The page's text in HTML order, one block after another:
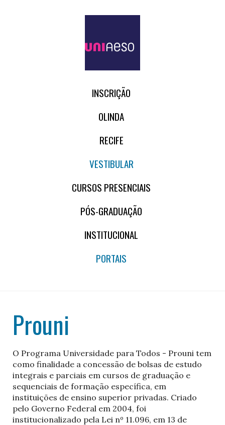
INSCRIÇÃO
OLINDA
RECIFE
VESTIBULAR
CURSOS PRESENCIAIS
PÓS-GRADUAÇÃO
INSTITUCIONAL
PORTAIS
Prouni
O Programa Universidade para Todos - Prouni tem
como finalidade a concessão de bolsas de estudo
integrais e parciais em cursos de graduação e
sequenciais de formação específica, em
instituições de ensino superior privadas. Criado
pelo Governo Federal em 2004, foi
institucionalizado pela Lei nº 11.096, em 13 de